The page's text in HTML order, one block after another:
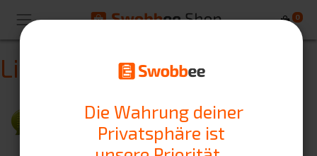
0
Livechat-Supportkanäle
Hotline Swobbee
Die Wahrung deiner
Privatsphäre ist